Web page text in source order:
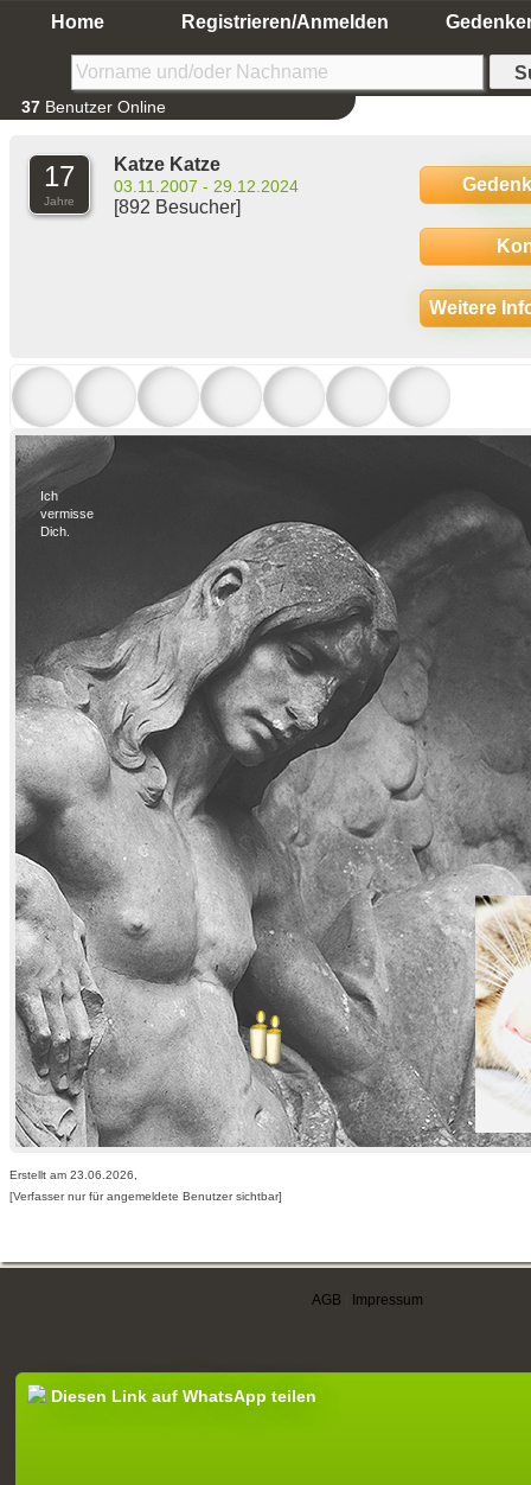
Home Registrieren/Anmelden
37 Benutzer Online
17
Jahre
Katze Katze
03.11.2007 - 29.12.2024
[892 Besucher]
Weitere
Ich
vermisse
Dich.
Erstellt am 23.06.2026,
[Verfasser nur für angemeldete Benutzer sichtbar]
AGB Impressum
Diesen Link auf WhatsApp teilen